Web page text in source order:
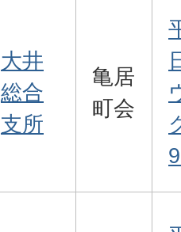
大井
総合
支所
亀居
町会